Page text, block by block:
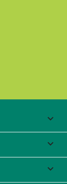


